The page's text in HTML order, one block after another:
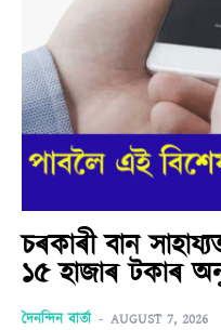
চৰকাৰী বান
১৫ হাজাৰ টকাৰ
দৈনন্দিন বাৰ্তা - AUGUST 7, 2026